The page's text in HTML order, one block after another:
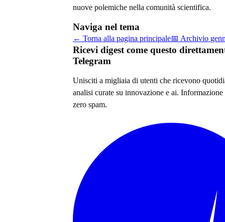
nuove polemiche nella comunità scientifica.
Naviga nel tema
← Torna alla pagina principale📅 Archivio
Ricevi digest come questo
Telegram
Unisciti a migliaia di utenti che ricevono
analisi curate su innovazione e ai.
zero spam.